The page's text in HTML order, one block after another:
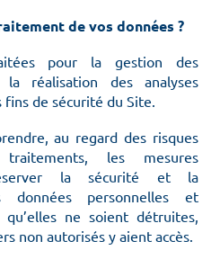
de vos données ?
pour la gestion des
réalisation des analyses
de sécurité du Site.
au regard des risques
les mesures
la sécurité et la
données personnelles et
qu’elles ne soient détruites,
non autorisés y aient accès.